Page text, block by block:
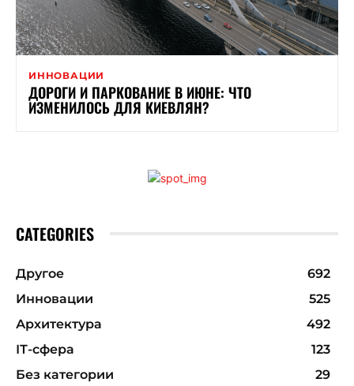
ИННОВАЦИИ
ДОРОГИ И ПАРКОВАНИЕ В ИЮНЕ: ЧТО
ИЗМЕНИЛОСЬ ДЛЯ КИЕВЛЯН?
CATEGORIES
Другое
692
Инновации
525
Архитектура
492
ІТ-сфера
123
Без категории
29